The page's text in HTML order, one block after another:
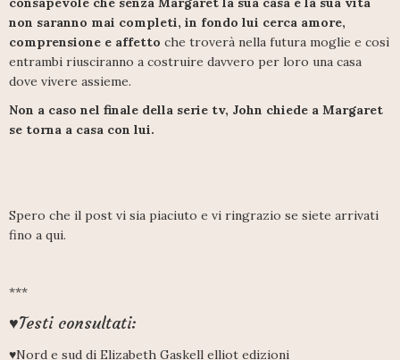
non saranno mai completi, in fondo lui cerca amore,
comprensione e affetto che troverà nella futura moglie e così
entrambi riusciranno a costruire davvero per loro una casa
dove vivere assieme.
Non a caso nel finale della serie tv, John chiede a Margaret
se torna a casa con lui.
Spero che il post vi sia piaciuto e vi ringrazio se siete arrivati
fino a qui.
***
♥Testi consultati:
♥Nord e sud di Elizabeth Gaskell elliot edizioni